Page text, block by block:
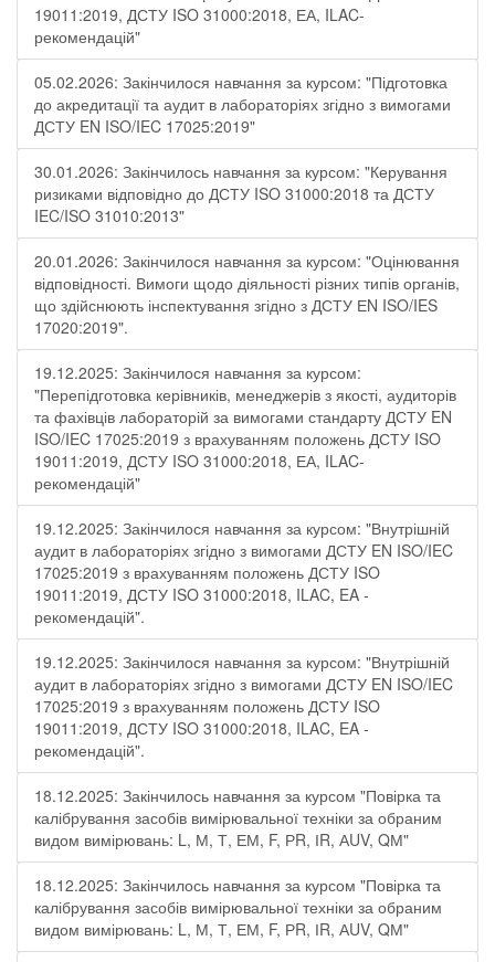
19011:2019, ДСТУ ISO 31000:2018, ЕА, ILAC-
рекомендацій"
05.02.2026: Закінчилося навчання за курсом: "Підготовка
до акредитації та аудит в лабораторіях згідно з вимогами
ДСТУ EN ISO/IEC 17025:2019"
30.01.2026: Закінчилось навчання за курсом: "Керування
ризиками відповідно до ДСТУ ISO 31000:2018 та ДСТУ
IEC/ISO 31010:2013"
20.01.2026: Закінчилося навчання за курсом: "Оцінювання
відповідності. Вимоги щодо діяльності різних типів органів,
що здійснюють інспектування згідно з ДСТУ ЕN ISO/IES
17020:2019".
19.12.2025: Закінчилося навчання за курсом:
"Перепідготовка керівників, менеджерів з якості, аудиторів
та фахівців лабораторій за вимогами стандарту ДСТУ EN
ISO/IEC 17025:2019 з врахуванням положень ДСТУ ISO
19011:2019, ДСТУ ISO 31000:2018, ЕА, ILAC-
рекомендацій"
19.12.2025: Закінчилося навчання за курсом: "Внутрішній
аудит в лабораторіях згідно з вимогами ДСТУ EN ISO/IEC
17025:2019 з врахуванням положень ДСТУ ISO
19011:2019, ДСТУ ISO 31000:2018, ILAC, EA -
рекомендацій".
19.12.2025: Закінчилося навчання за курсом: "Внутрішній
аудит в лабораторіях згідно з вимогами ДСТУ EN ISO/IEC
17025:2019 з врахуванням положень ДСТУ ISO
19011:2019, ДСТУ ISO 31000:2018, ILAC, EA -
рекомендацій".
18.12.2025: Закінчилось навчання за курсом "Повірка та
калібрування засобів вимірювальної техніки за обраним
видом вимірювань: L, М, Т, ЕМ, F, РR, ІR, АUV, QМ"
18.12.2025: Закінчилось навчання за курсом "Повірка та
калібрування засобів вимірювальної техніки за обраним
видом вимірювань: L, М, Т, ЕМ, F, РR, ІR, АUV, QМ"